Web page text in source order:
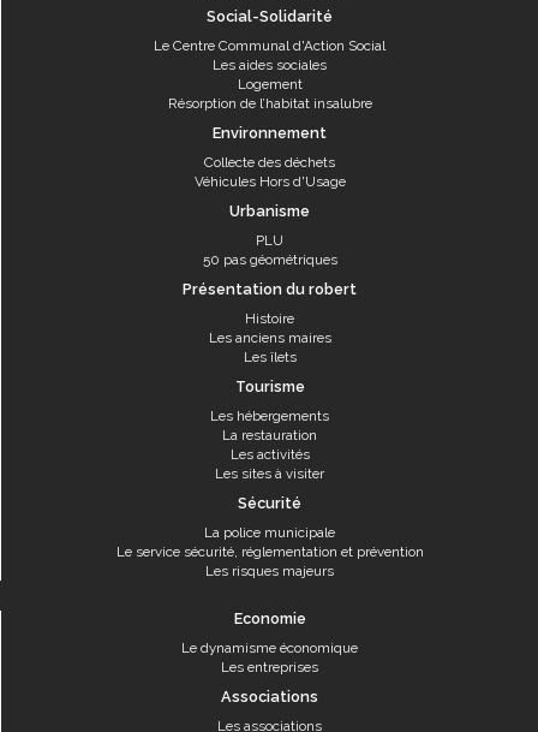
Social-Solidarité
Le Centre Communal d'Action Social
Les aides sociales
Logement
Résorption de l’habitat insalubre
Environnement
Collecte des déchets
Véhicules Hors d'Usage
Urbanisme
PLU
50 pas géométriques
Présentation du robert
Histoire
Les anciens maires
Les îlets
Tourisme
Les hébergements
La restauration
Les activités
Les sites à visiter
Sécurité
La police municipale
Le service sécurité, réglementation et prévention
Les risques majeurs
Economie
Le dynamisme économique
Les entreprises
Associations
Les associations